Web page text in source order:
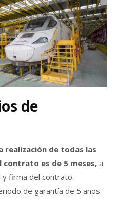
de
realización de todas las
contrato es de 5 meses, a
y firma del contrato.
de garantía de 5 años